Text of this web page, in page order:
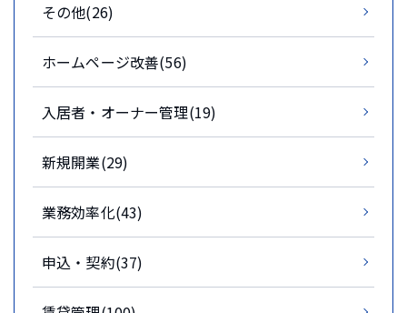
その他(26)
ホームページ改善(56)
入居者・オーナー管理(19)
新規開業(29)
業務効率化(43)
申込・契約(37)